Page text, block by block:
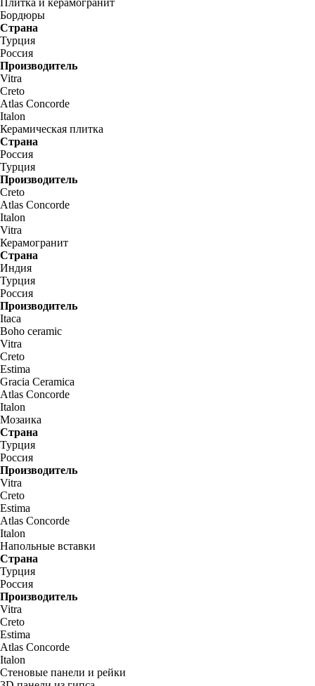
Плитка и керамогранит
Бордюры
Страна
Турция
Россия
Производитель
Vitra
Creto
Atlas Concorde
Italon
Керамическая плитка
Страна
Россия
Турция
Производитель
Creto
Atlas Concorde
Italon
Vitra
Керамогранит
Страна
Индия
Турция
Россия
Производитель
Itaca
Boho ceramic
Vitra
Creto
Estima
Gracia Ceramica
Atlas Concorde
Italon
Мозаика
Страна
Турция
Россия
Производитель
Vitra
Creto
Estima
Atlas Concorde
Italon
Напольные вставки
Страна
Турция
Россия
Производитель
Vitra
Creto
Estima
Atlas Concorde
Italon
Стеновые панели и рейки